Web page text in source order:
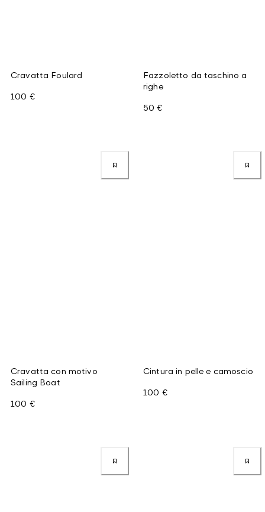
Cravatta Foulard
100 €
Fazzoletto da taschino a
righe
50 €
Cravatta con motivo
Sailing Boat
100 €
Cintura in pelle e camoscio
100 €